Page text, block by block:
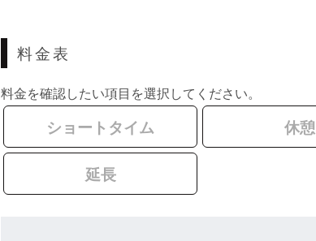
料金表
料金を確認したい項目を選択してください。
ショートタイム 休憩
延長